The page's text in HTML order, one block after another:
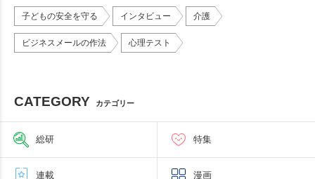
子どもの安全を守る インタビュー 介護
ビジネスメールの作法 心理テスト
CATEGORY カテゴリー
総研 特集
連載 漫画